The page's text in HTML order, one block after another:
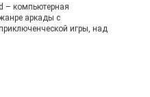
– компьютерная
аркады с
игры, над